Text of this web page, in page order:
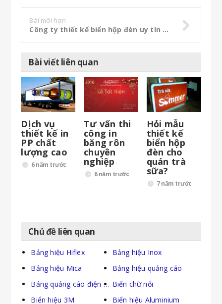
Bài mới hơn
Công ty thiết kế biển hộp đèn uy tín chuyên nghiệp
Bài viết liên quan
Dịch vụ
thiết kế in
PP chất
lượng cao
6 năm trước
Tư vấn thi
công in
băng rôn
chuyên
nghiệp
6 năm trước
Hỏi mẫu
thiết kế
biển hộp
đèn cho
quán trà
sữa?
7 năm trước
Chủ đề liên quan
Bảng hiệu Hiflex
Bảng hiệu Inox
Bảng hiệu Mica
Bảng hiệu quảng cáo
Bảng quảng cáo điện tử Biển chữ nổi
Biển hiệu 3M
Biển hiệu Aluminium